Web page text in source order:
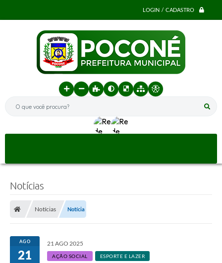
LOGIN / CADASTRO
O que você procura?
Notícias
Notícias Notícia
AGO
21
21 AGO 2025
AÇÃO SOCIAL ESPORTE E LAZER